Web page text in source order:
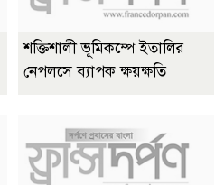
শক্তিশালী ভূমিকম্পে ইতালির
নেপলসে ব্যাপক ক্ষয়ক্ষতি